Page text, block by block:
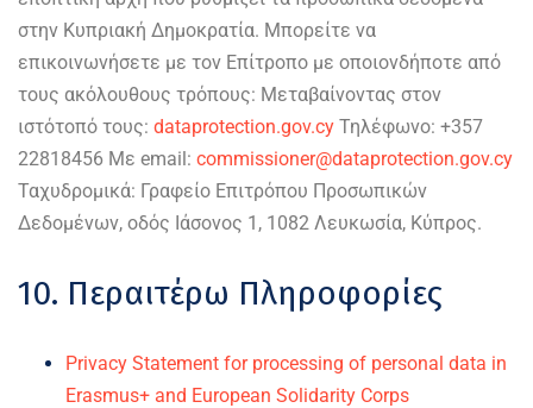
στην Κυπριακή Δημοκρατία. Μπορείτε να
επικοινωνήσετε με τον Επίτροπο με οποιονδήποτε από
τους ακόλουθους τρόπους: Μεταβαίνοντας στον
ιστότοπό τους: dataprotection.gov.cy Τηλέφωνο: +357
22818456 Με email: commissioner@dataprotection.gov.cy
Ταχυδρομικά: Γραφείο Επιτρόπου Προσωπικών
Δεδομένων, οδός Ιάσονος 1, 1082 Λευκωσία, Κύπρος.
10. Περαιτέρω Πληροφορίες
Privacy Statement for processing of personal data in
Erasmus+ and European Solidarity Corps